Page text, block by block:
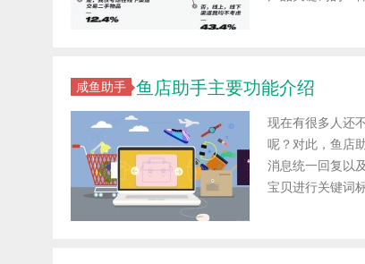
咸鱼助手 鱼店助手主要功能介绍
现在有很多人还
呢？对此，鱼店
消息统一回复以
宝贝进行关键词